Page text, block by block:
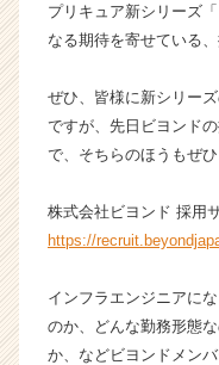
ー
成
企
業
か
カ
ウ
が
届
く
プリキュア新シリーズ
なる期待を寄せている
ぜひ、皆様に新シリー
ですが、先日ビヨンド
で、そちらのほうもぜ
株式会社ビヨンド 採用
https://
インフラエンジニアに
のか、どんな勤務形態
か、などビヨンドメン